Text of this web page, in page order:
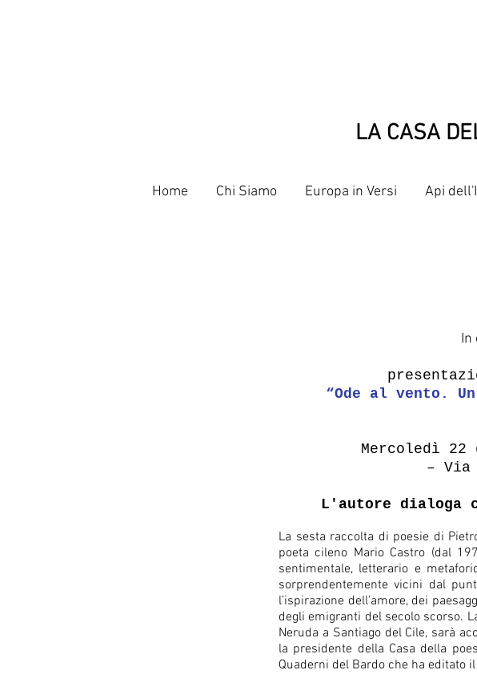
LA CASA
Home Chi Siamo Europa in Versi Api
In
“Ode al vento.
Mercoledì
– Via
L'autore dialoga
La sesta raccolta di poesie di
poeta cileno Mario Castro (dal
sentimentale, letterario e
sorprendentemente vicini dal
l’ispirazione dell’amore, dei
degli emigranti del secolo scorso.
Neruda a Santiago del Cile, sarà
la presidente della Casa della
Quaderni del Bardo che ha editato